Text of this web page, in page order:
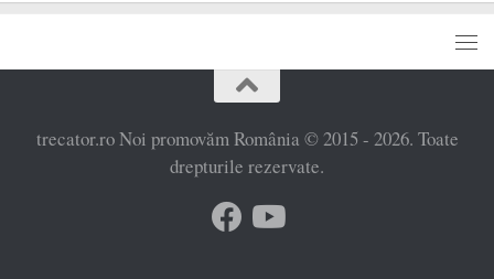
trecator.ro Noi promovăm România © 2015 - 2026. Toate
drepturile rezervate.